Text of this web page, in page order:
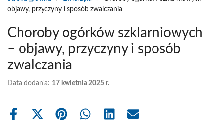
objawy, przyczyny i sposób zwalczania
Choroby ogórków szklarniowych
– objawy, przyczyny i sposób
zwalczania
Data dodania: 17 kwietnia 2025 r.
Share
Share Share Share Share Share